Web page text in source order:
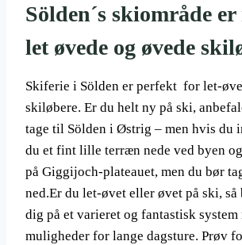
Sölden´s skiområde
let øvede og øvede
Skiferie i Sölden er perfekt for let-
skiløbere. Er du helt ny på ski,
tage til Sölden i Østrig – men hvis du
du et fint lille terræn nede ved byen
på Giggijoch-plateauet, men du bør
ned.Er du let-øvet eller øvet på ski, så
dig på et varieret og fantastisk system
muligheder for lange dagsture. Prøv